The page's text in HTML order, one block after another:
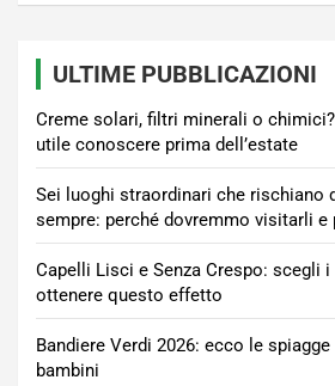
ULTIME PUBBLICAZIONI
Creme solari, filtri minerali o
utile conoscere prima dell’estate
Sei luoghi straordinari che rischiano
sempre: perché dovremmo visitarli e
Capelli Lisci e Senza Crespo: scegli
ottenere questo effetto
Bandiere Verdi 2026: ecco le
bambini